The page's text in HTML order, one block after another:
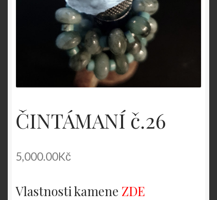
ČINTÁMANÍ č.26
5,000.00Kč
Vlastnosti kamene ZDE